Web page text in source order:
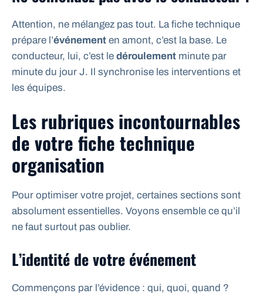
Attention, ne mélangez pas tout. La fiche technique
prépare l’événement en amont, c’est la base. Le
conducteur, lui, c’est le déroulement minute par
minute du jour J. Il synchronise les interventions et
les équipes.
Les rubriques incontournables
de votre fiche technique
organisation
Pour optimiser votre projet, certaines sections sont
absolument essentielles. Voyons ensemble ce qu’il
ne faut surtout pas oublier.
L’identité de votre événement
Commençons par l’évidence : qui, quoi, quand ?